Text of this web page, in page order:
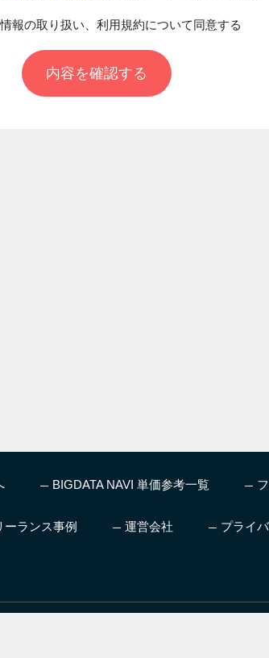
報の取り扱い、利用規約について同意する
内容を確認する
BIGDATA NAVI 単価参考一覧
ーランス事例 運営会社 プライ